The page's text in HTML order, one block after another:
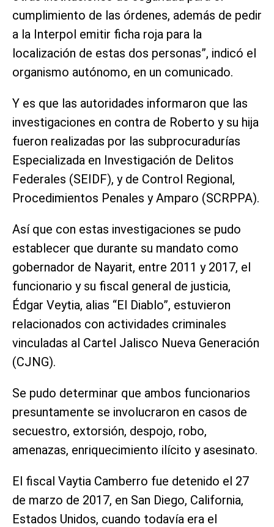
cumplimiento de las órdenes, además de pedir
a la Interpol emitir ficha roja para la
localización de estas dos personas”, indicó el
organismo autónomo, en un comunicado.
Y es que las autoridades informaron que las
investigaciones en contra de Roberto y su hija
fueron realizadas por las subprocuradurías
Especializada en Investigación de Delitos
Federales (SEIDF), y de Control Regional,
Procedimientos Penales y Amparo (SCRPPA).
Así que con estas investigaciones se pudo
establecer que durante su mandato como
gobernador de Nayarit, entre 2011 y 2017, el
funcionario y su fiscal general de justicia,
Édgar Veytia, alias “El Diablo”, estuvieron
relacionados con actividades criminales
vinculadas al Cartel Jalisco Nueva Generación
(CJNG).
Se pudo determinar que ambos funcionarios
presuntamente se involucraron en casos de
secuestro, extorsión, despojo, robo,
amenazas, enriquecimiento ilícito y asesinato.
El fiscal Vaytia Camberro fue detenido el 27
de marzo de 2017, en San Diego, California,
Estados Unidos, cuando todavía era el